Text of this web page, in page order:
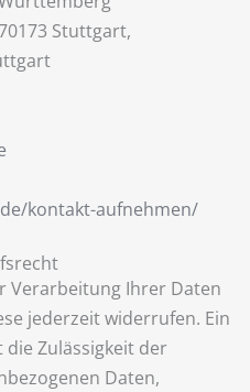
Stuttgart,
kontakt-aufnehmen/
Verarbeitung Ihrer Daten
jederzeit widerrufen. Ein
Zulässigkeit der
Daten,